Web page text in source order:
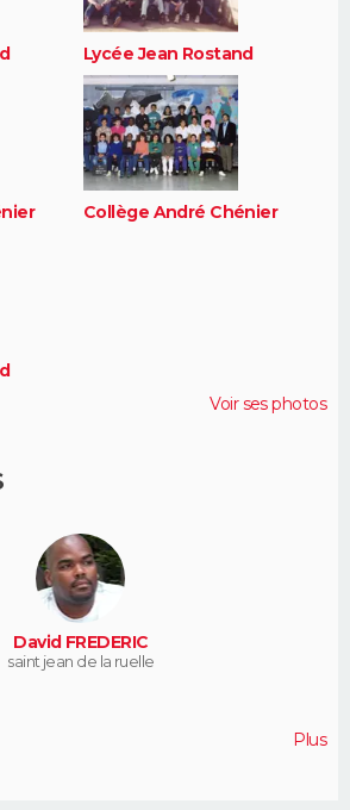
Lycée Jean Rostand
Collège André Chénier
Voir ses photos
David FREDERIC
saint jean de la ruelle
Plus